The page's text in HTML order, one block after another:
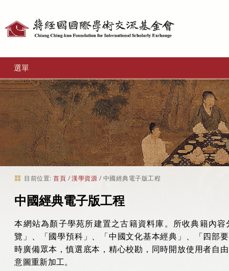
選單
目前位置: 首頁 /漢學資源 / 中國經典電子版工程
中國經典電子版工程
本網站為顏子學苑所建置之古籍資料庫。所收典籍內
覽」、「國學預科」、「中國文化基本經典」、「四部
時廣備眾本，慎選底本，精心校勘，同時開放使用者自
意圖重新加工。